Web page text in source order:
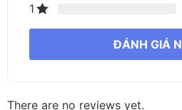
1
ĐÁNH GIÁ
There are no reviews yet.